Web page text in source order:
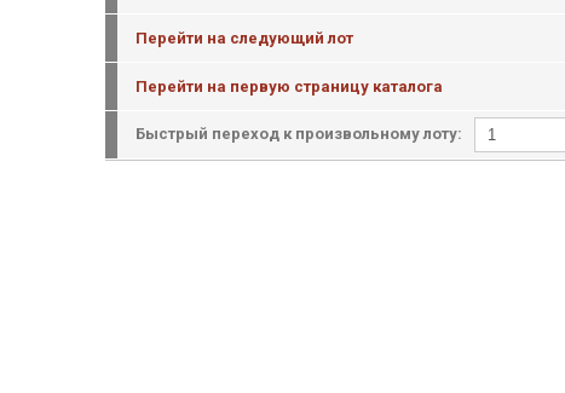
Перейти на следующий лот
Перейти на первую страницу каталога
Быстрый переход к произвольному лоту: